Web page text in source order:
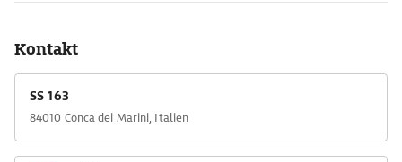
Kontakt
SS 163
84010 Conca dei Marini, Italien